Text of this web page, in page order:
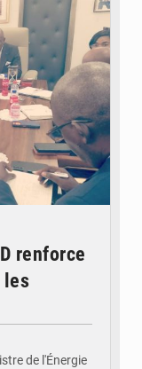
renforce
les
de l'Énergie